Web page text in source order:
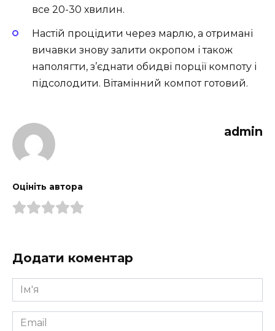
все 20-30 хвилин.
Настій процідити через марлю, а отримані
вичавки знову залити окропом і також
наполягти, з’єднати обидві порції компоту і
підсолодити. Вітамінний компот готовий.
admin
Оцініть автора
Додати коментар
Ім'я
*
Email